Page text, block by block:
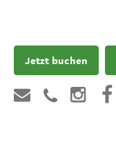
Jetzt buchen